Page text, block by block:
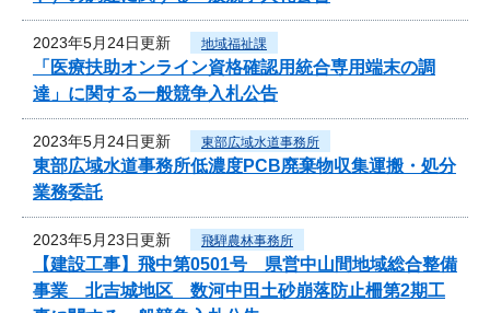
2023年5月24日更新 地域福祉課
「医療扶助オンライン資格確認用統合専用端末の調
達」に関する一般競争入札公告
2023年5月24日更新 東部広域水道事務所
東部広域水道事務所低濃度PCB廃棄物収集運搬・処分
業務委託
2023年5月23日更新 飛騨農林事務所
【建設工事】飛中第0501号 県営中山間地域総合整備
事業 北吉城地区 数河中田土砂崩落防止柵第2期工